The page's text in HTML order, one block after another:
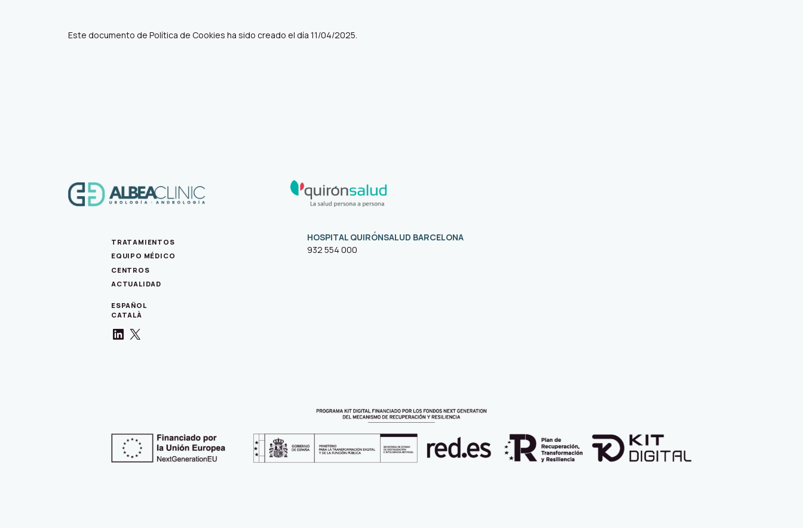
Este documento de Política de Cookies ha sido creado el día 11/04/2025.
TRATAMIENTOS
EQUIPO MÉDICO
CENTROS
ACTUALIDAD
ESPAÑOL
CATALÀ
LinkedIn
X
HOSPITAL QUIRÓNSALUD BARCELONA
932 554 000